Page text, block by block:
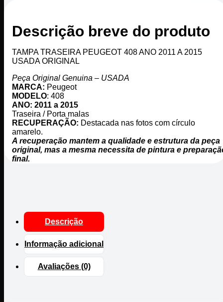
Descrição breve do produto
TAMPA TRASEIRA PEUGEOT 408 ANO 2011 A 2015
USADA ORIGINAL
Peça Original Genuina – USADA
MARCA: Peugeot
MODELO: 408
ANO: 2011 a 2015
Traseira / Porta malas
RECUPERAÇÃO: Destacada nas fotos com círculo
amarelo.
A recuperação mantem a qualidade e estrutura da peça
original, mas a mesma necessita de pintura e
final.
Descrição
Informação adicional
Avaliações (0)